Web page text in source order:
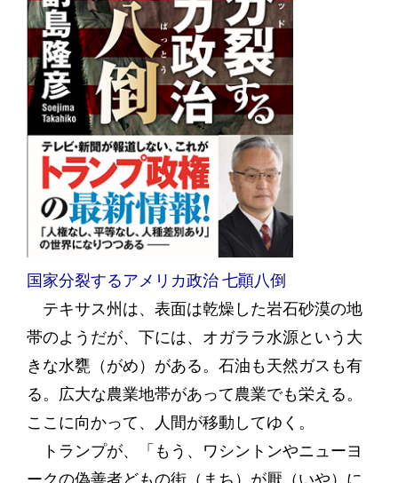
国家分裂するアメリカ政治 七顚八倒
テキサス州は、表面は乾燥した岩石砂漠の地
帯のようだが、下には、オガララ水源という大
きな水甕（がめ）がある。石油も天然ガスも有
る。広大な農業地帯があって農業でも栄える。
ここに向かって、人間が移動してゆく。
トランプが、「もう、ワシントンやニューヨ